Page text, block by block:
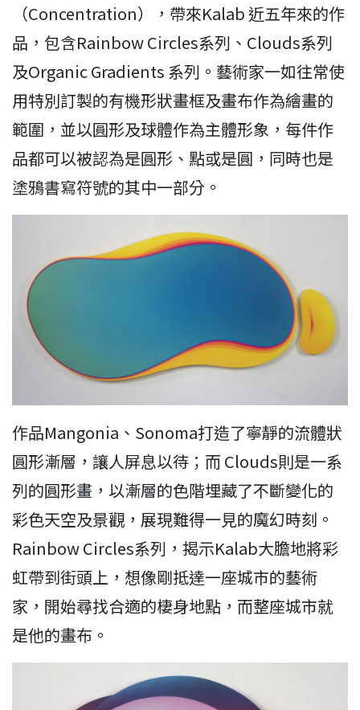
（Concentration），帶來Kalab 近五年來的作
品，包含Rainbow Circles系列、Clouds系列
及Organic Gradients 系列。藝術家一如往常使
用特別訂製的有機形狀畫框及畫布作為繪畫的
範圍，並以圓形及球體作為主體形象，每件作
品都可以被認為是圓形、點或是圓，同時也是
塗鴉書寫符號的其中一部分。
作品Mangonia、Sonoma打造了寧靜的流體狀
圓形漸層，讓人屏息以待；而 Clouds則是一系
列的圓形畫，以漸層的色階埋藏了不斷變化的
彩色天空及景觀，展現難得一見的魔幻時刻。
Rainbow Circles系列，揭示Kalab大膽地將彩
虹帶到街頭上，想像剛抵達一座城市的藝術
家，開始尋找合適的棲身地點，而整座城市就
是他的畫布。